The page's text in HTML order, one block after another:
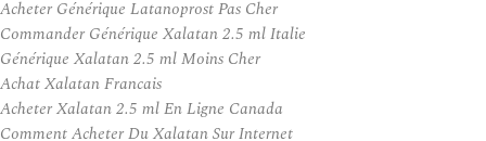
Acheter Générique Latanoprost Pas Cher
Commander Générique Xalatan 2.5 ml Italie
Générique Xalatan 2.5 ml Moins Cher
Achat Xalatan Francais
Acheter Xalatan 2.5 ml En Ligne Canada
Comment Acheter Du Xalatan Sur Internet